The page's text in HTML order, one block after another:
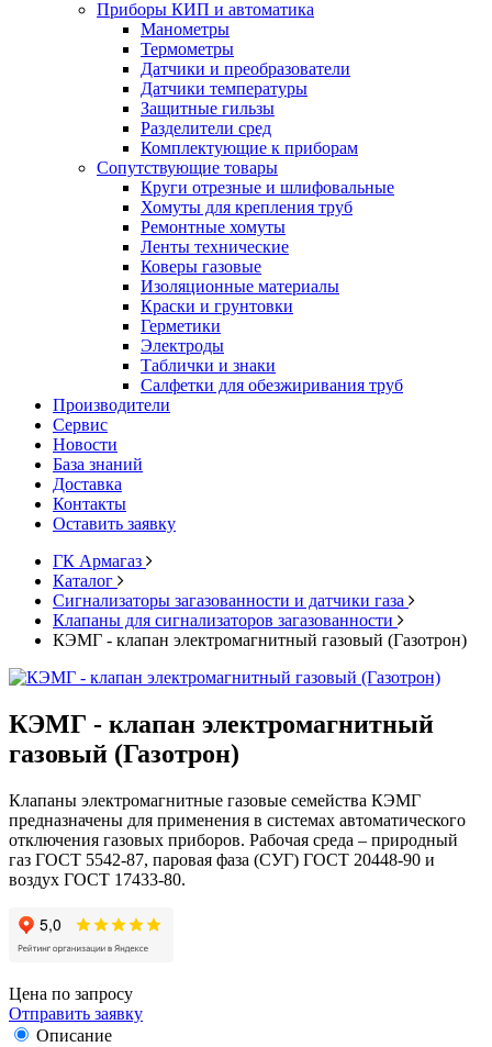
Приборы КИП и автоматика
Манометры
Термометры
Датчики и преобразователи
Датчики температуры
Защитные гильзы
Разделители сред
Комплектующие к приборам
Сопутствующие товары
Круги отрезные и шлифовальные
Хомуты для крепления труб
Ремонтные хомуты
Ленты технические
Коверы газовые
Изоляционные материалы
Краски и грунтовки
Герметики
Электроды
Таблички и знаки
Салфетки для обезжиривания труб
Производители
Сервис
Новости
База знаний
Доставка
Контакты
Оставить заявку
ГК Армагаз
Каталог
Cигнализаторы загазованности и датчики газа
Клапаны для сигнализаторов загазованности
КЭМГ - клапан электромагнитный газовый (Газотрон)
КЭМГ - клапан электромагнитный
газовый (Газотрон)
Клапаны электромагнитные газовые семейства КЭМГ
предназначены для применения в системах автоматического
отключения газовых приборов. Рабочая среда – природный
газ ГОСТ 5542-87, паровая фаза (СУГ) ГОСТ 20448-90 и
воздух ГОСТ 17433-80.
Цена по запросу
Отправить заявку
Описание